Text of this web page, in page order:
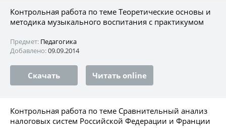
Контрольная работа по теме Теоретические основы и
методика музыкального воспитания с практикумом
Предмет: Педагогика
Добавлено:09.09.2014
Скачать Читать online
Контрольная работа по теме Сравнительный анализ
налоговых систем Российской Федерации и Франции